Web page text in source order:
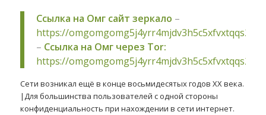
Ссылка на Омг сайт зеркало –
https://
– Ссылка на Омг через Tor:
https://
Сети возникал ещё в конце восьмидесятых годов ХХ века.
|Для большинства пользователей с одной стороны
конфиденциальность при нахождении в сети интернет.